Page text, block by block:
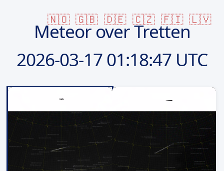
🇳🇴 🇬🇧 🇩🇪 🇨🇿 🇫🇮 🇱🇻
Meteor over Tretten
2026-03-1701:18:47 UTC